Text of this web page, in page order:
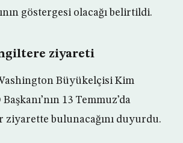
göstergesi olacağı belirtildi.
ziyareti
Büyükelçisi Kim
13 Temmuz’da
ziyarette bulunacağını duyurdu.